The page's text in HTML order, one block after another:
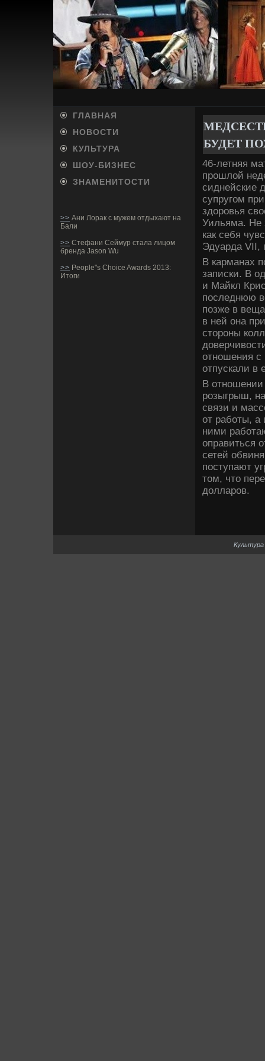
ГЛАВНАЯ
НОВОСТИ
КУЛЬТУРА
ШОУ-БИ­ЗНЕС
ЗНАМЕНИТОСТИ
>> Ани Лорак с мужем отдыхают на
Бали
>> Стефани Сеймур стала лицом
бренда Jason Wu
>> People"s Choice Awards 2013:
Итоги
БУДЕ­Т
46-летняя
прошлой
сиднейские
супругом
здоровья
Уильяма. Не
как себя
Эдуарда VII,
В карманах
записки. В
и Майкл
последнюю
позже в
в ней она
стороны
отношения с
отпускали в
В отношении
розыгрыш,
связи и
от работы, а
ними
оправиться
сетей
поступают
том, что
долларов.
Культура